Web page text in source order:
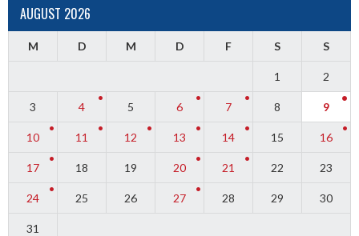
AUGUST 2026
M D M D F S S
1 2
3 4 5 6 7 8 9
10 11 12 13 14 15 16
17 18 19 20 21 22 23
24 25 26 27 28 29 30
31